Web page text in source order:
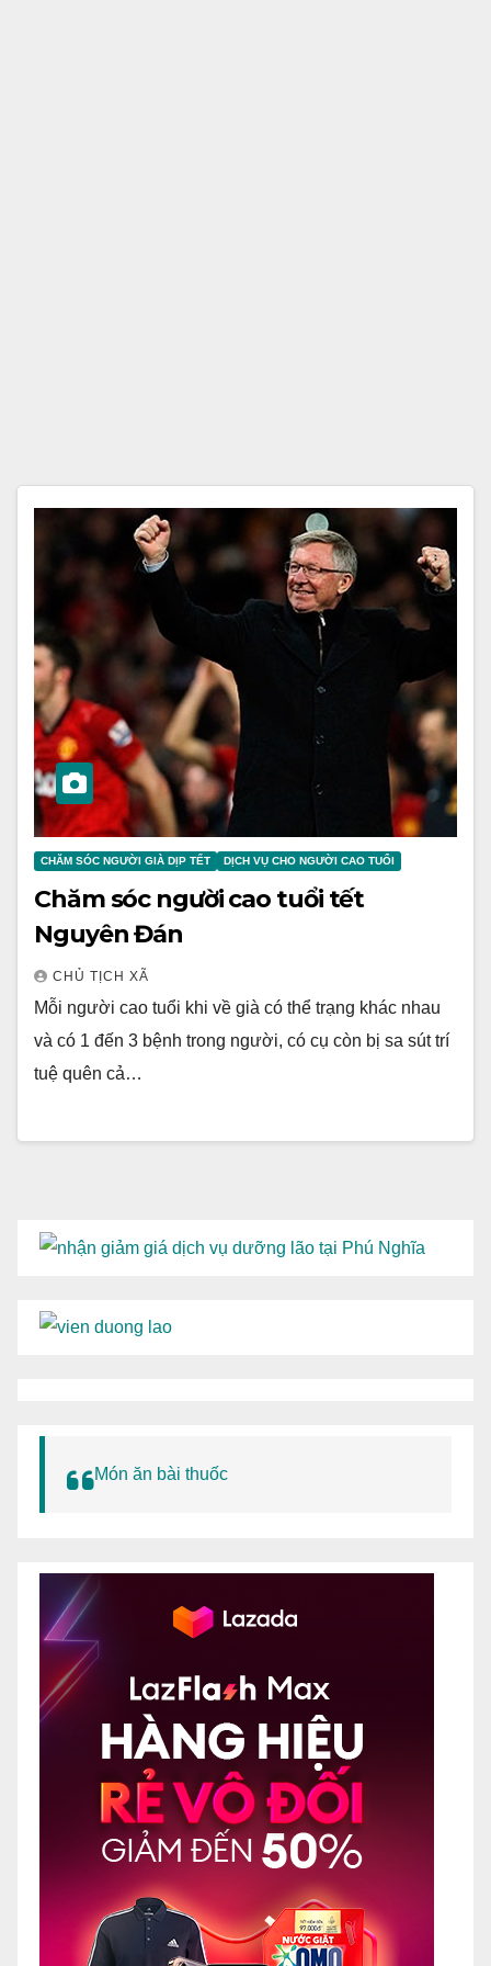
CHĂM SÓC NGƯỜI GIÀ DỊP TẾT DỊCH VỤ CHO NGƯỜI CAO TUỔI
Chăm sóc người cao tuổi tết
Nguyên Đán
CHỦ TỊCH XÃ
Mỗi người cao tuổi khi về già có thể trạng khác nhau
và có 1 đến 3 bệnh trong người, có cụ còn bị sa sút trí
tuệ quên cả…
Món ăn bài thuốc